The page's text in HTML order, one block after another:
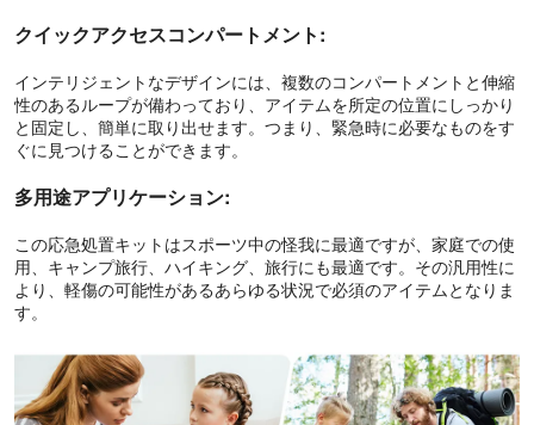
クイックアクセスコンパートメント:
インテリジェントなデザインには、複数のコンパートメントと伸縮
性のあるループが備わっており、アイテムを所定の位置にしっかり
と固定し、簡単に取り出せます。つまり、緊急時に必要なものをす
ぐに見つけることができます。
多用途アプリケーション:
この応急処置キットはスポーツ中の怪我に最適ですが、家庭での使
用、キャンプ旅行、ハイキング、旅行にも最適です。その汎用性に
より、軽傷の可能性があるあらゆる状況で必須のアイテムとなりま
す。